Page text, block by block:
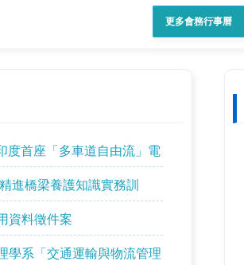
更多會務行事曆
度首座「多車道自由流」電
進橋梁養護知識實務訓
資料徵件案
學系「交通運輸與物流管理